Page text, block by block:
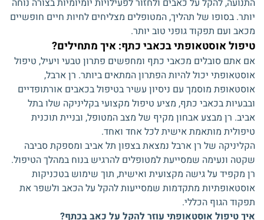
התנועה, להקל על כאבים ולחזור לפעילויות יומיומיות בצורה נוחה
יותר. בסופו של תהליך, המטופלים מצליחים לחיות חיים חופשיים
מכאב ועם תפקוד גופני טוב יותר.
טיפול אוסטאופתי בכאבי כתף: איך מתחילים?
אם אתם סובלים מכאבי כתף ומחפשים פתרון טבעי ויעיל, טיפול
אוסטאופתי יכול להיות הפתרון המתאים ביותר. רן ארבל,
אוסטאופת מוסמך עם ניסיון עשיר בטיפול בכאבים אורתופדיים
ובבעיות בכאבי כתף, מציע טיפול מקצועי בקליניקה שלו בתל
אביב. רן מבצע אבחון מקיף של מצב המטופל, ובניית תוכנית
טיפולית מותאמת אישית לכל אחד ואחד.
הקליניקה של רן ארבל נמצאת בצפון תל אביב ומספקת סביבה
שקטה ונעימה שמסייעת למטופלים להרגיש בנוח במהלך הטיפול.
רן מקפיד על גישה מקצועית ואישית, תוך שימוש בטכניקות
אוסטאופתיות מתקדמות שמסייעות להקל על הכאב ולשפר את
תפקוד הגוף הכללי.
איך טיפול אוסטאופתי עוזר להקל על כאב בכתף?